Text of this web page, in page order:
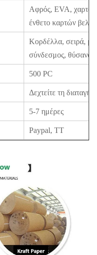
Αφρός, EVA,
ένθετο καρτών
Κορδέλλα, σειρά,
σύνδεσμος,
500 PC
Δεχτείτε τη διαταγή
5-7 ημέρες
Paypal, TT